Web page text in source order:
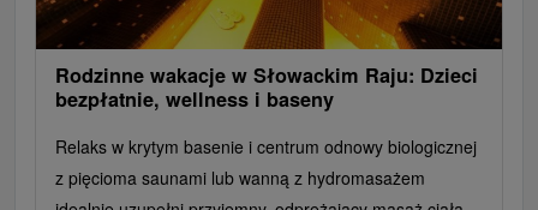
Rodzinne wakacje w Słowackim Raju: Dzieci
bezpłatnie, wellness i baseny
Relaks w krytym basenie i centrum odnowy biologicznej
z pięcioma saunami lub wanną z hydromasażem